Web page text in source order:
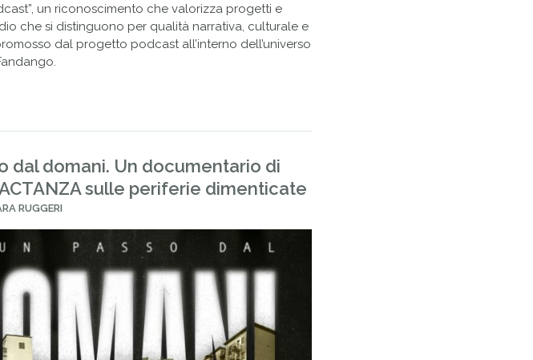
un riconoscimento che valorizza progetti e
che si distinguono per qualità narrativa, culturale e
dal progetto podcast all’interno dell’universo
dal domani. Un documentario di
sulle periferie dimenticate
RUGGERI